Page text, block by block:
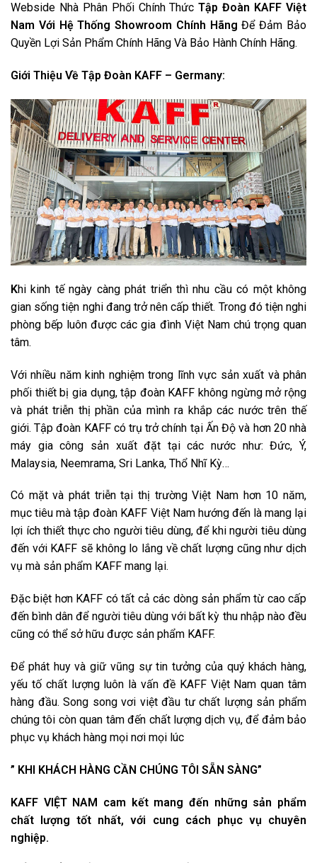
Webside Nhà Phân Phối Chính ThứcTập Đoàn KAFF Việt
Nam Với Hệ Thống Showroom Chính Hãng Để Đảm Bảo
Quyền Lợi Sản Phẩm Chính Hãng Và Bảo Hành Chính Hãng.
Giới Thiệu Về Tập Đoàn KAFF – Germany:
Khi kinh tế ngày càng phát triển thì nhu cầu có một không
gian sống tiện nghi đang trở nên cấp thiết. Trong đó tiện nghi
phòng bếp luôn được các gia đình Việt Nam chú trọng quan
tâm.
Với nhiều năm kinh nghiệm trong lĩnh vực sản xuất và phân
phối thiết bị gia dụng, tập đoàn KAFF không ngừng mở rộng
và phát triễn thị phần của mình ra khắp các nước trên thế
giới. Tập đoàn KAFF có trụ trở chính tại Ấn Độ và hơn 20 nhà
máy gia công sản xuất đặt tại các nước như: Đức, Ý,
Malaysia, Neemrama, Sri Lanka, Thổ Nhĩ Kỳ…
Có mặt và phát triễn tại thị trường Việt Nam hơn 10 năm,
mục tiêu mà tập đoàn KAFF Việt Nam hướng đến là mang lại
lợi ích thiết thực cho người tiêu dùng, để khi người tiêu dùng
đến với KAFF sẽ không lo lắng về chất lượng cũng như dịch
vụ mà sản phẩm KAFF mang lại.
Đặc biệt hơn KAFF có tất cả các dòng sản phẩm từ cao cấp
đến bình dân để người tiêu dùng với bất kỳ thu nhập nào đều
cũng có thể sở hữu được sản phẩm KAFF.
Để phát huy và giữ vũng sự tin tưởng của quý khách hàng,
yếu tố chất lượng luôn là vấn đề KAFF Việt Nam quan tâm
hàng đầu. Song song vơi việt đầu tư chất lượng sản phẩm
chúng tôi còn quan tâm đến chất lượng dịch vụ, để đảm bảo
phục vụ khách hàng mọi nơi mọi lúc
” KHI KHÁCH HÀNG CẦN CHÚNG TÔI SẴN SÀNG”
KAFF VIỆT NAM cam kết mang đến những sản phẩm
chất lượng tốt nhất, với cung cách phục vụ chuyên
nghiệp.